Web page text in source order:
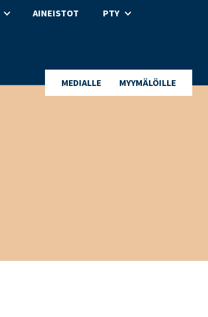
AINEISTOT PTY
MEDIALLE MYYMÄLÖILLE